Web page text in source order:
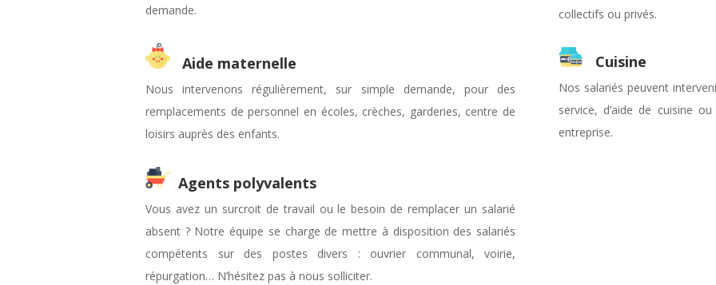
demande.
Aide maternelle
Nous intervenons régulièrement, sur simple demande, pour des
remplacements de personnel en écoles, crèches, garderies, centre de
loisirs auprès des enfants.
Agents polyvalents
Vous avez un surcroit de travail ou le besoin de remplacer un salarié
absent ? Notre équipe se charge de mettre à disposition des salariés
compétents sur des postes divers : ouvrier communal, voirie,
répurgation… N’hésitez pas à nous solliciter.
collectifs ou privés.
Cuisine
Nos salariés peuvent
service, d’aide de cuisine
entreprise.